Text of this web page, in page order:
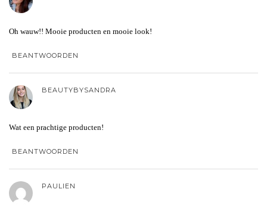
Oh wauw!! Mooie producten en mooie look!
BEANTWOORDEN
BEAUTYBYSANDRA
Wat een prachtige producten!
BEANTWOORDEN
PAULIEN